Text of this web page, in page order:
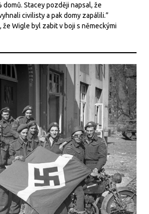
domů. Stacey později napsal, že
civilisty a pak domy zapálili.”
že Wigle byl zabit v boji s německými